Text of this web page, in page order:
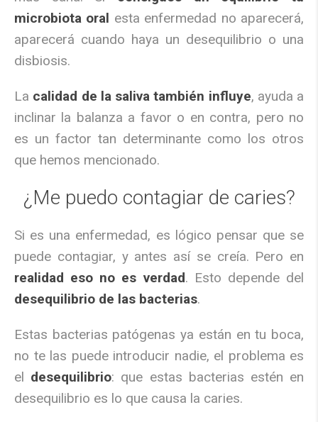
microbiota oral esta enfermedad no aparecerá,
aparecerá cuando haya un desequilibrio o una
disbiosis.
La calidad de la saliva también influye, ayuda a
inclinar la balanza a favor o en contra, pero no
es un factor tan determinante como los otros
que hemos mencionado.
¿Me puedo contagiar de caries?
Si es una enfermedad, es lógico pensar que se
puede contagiar, y antes así se creía. Pero en
realidad eso no es verdad. Esto depende del
desequilibrio de las bacterias.
Estas bacterias patógenas ya están en tu boca,
no te las puede introducir nadie, el problema es
el desequilibrio: que estas bacterias estén en
desequilibrio es lo que causa la caries.